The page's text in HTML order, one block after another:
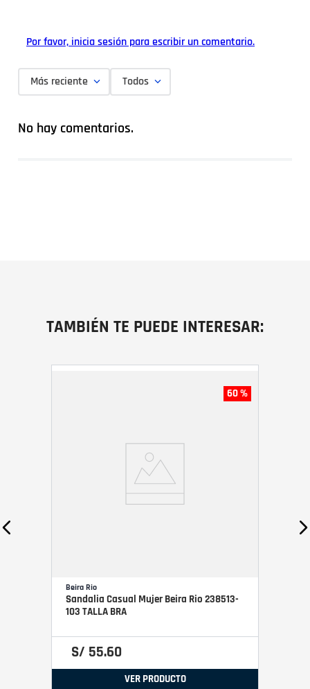
Por favor, inicia sesión para escribir un comentario.
Más reciente Todos
No hay comentarios.
TAMBIÉN TE PUEDE INTERESAR:
60 %
Beira Rio
Sandalia Casual Mujer Beira Rio 238513-
103 TALLA BRA
S/ 55.60
VER PRODUCTO